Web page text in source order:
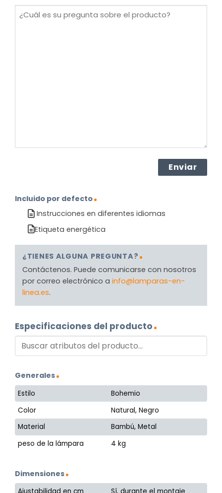
¿Cuál
Incluido por defecto
Instrucciones en diferentes idiomas
Etiqueta energética
¿TIENES ALGUNA PREGUNTA?
Contáctenos. Puede comunicarse con nosotros
por correo electrónico a info@lamparas-en-
linea.es.
Especificaciones del producto
Generales
Estilo
Bohemio
Color
Natural, Negro
Material
Bambú, Metal
peso de la lámpara
4 kg
Dimensiones